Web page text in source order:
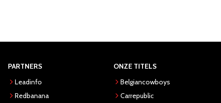
PARTNERS
Leadinfo
Redbanana
ONZE TITELS
Belgiancowboys
Carrepublic